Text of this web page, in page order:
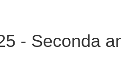
- Seconda